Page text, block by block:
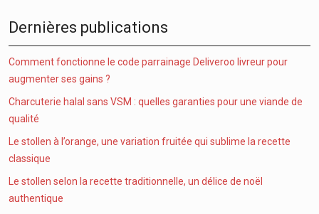
Dernières publications
Comment fonctionne le code parrainage Deliveroo livreur pour
augmenter ses gains ?
Charcuterie halal sans VSM : quelles garanties pour une viande de
qualité
Le stollen à l’orange, une variation fruitée qui sublime la recette
classique
Le stollen selon la recette traditionnelle, un délice de noël
authentique